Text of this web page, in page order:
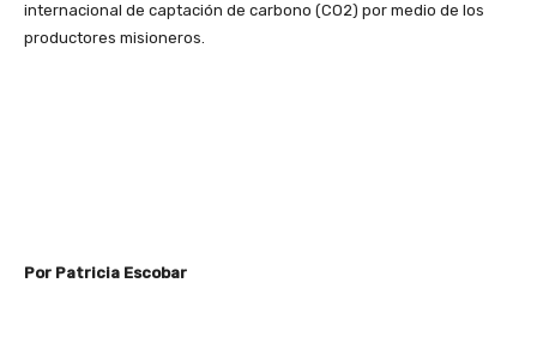
internacional de captación de carbono (CO2) por medio de los
productores misioneros.
Por Patricia Escobar